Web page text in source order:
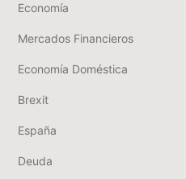
Economía
Mercados Financieros
Economía Doméstica
Brexit
España
Deuda